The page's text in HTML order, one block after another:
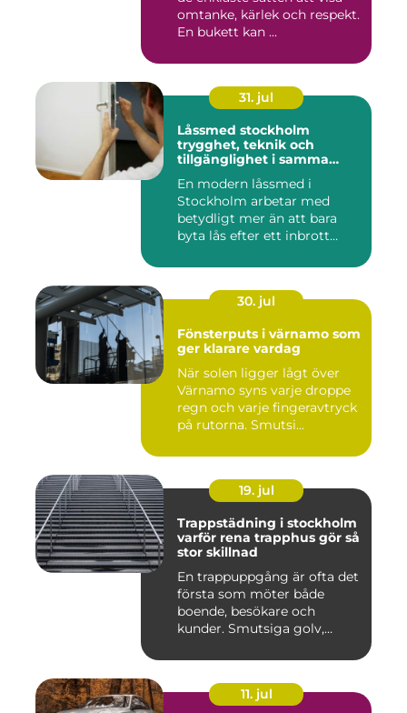
omtanke, kärlek och respekt.
En bukett kan ...
31. jul
Låssmed stockholm
trygghet, teknik och
tillgänglighet i samma
En modern låssmed i
Stockholm arbetar med
betydligt mer än att bara
byta lås efter ett inbrott
30. jul
Fönsterputs i värnamo som
ger klarare vardag
När solen ligger lågt över
Värnamo syns varje droppe
regn och varje fingeravtryck
på rutorna. Smutsi...
19. jul
Trappstädning i stockholm
varför rena trapphus gör så
stor skillnad
En trappuppgång är ofta det
första som möter både
boende, besökare och
kunder. Smutsiga golv,
11. jul